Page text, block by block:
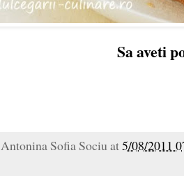
Sa aveti
Antonina Sofia Sociu at5/08/2011